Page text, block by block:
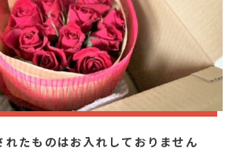
れたものはお入れしておりません